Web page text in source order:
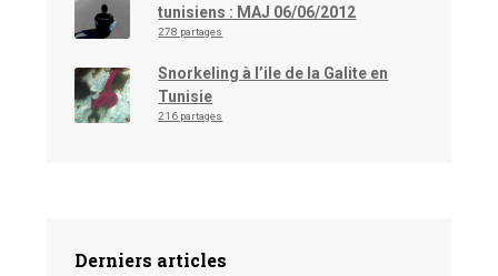
tunisiens : MAJ 06/06/2012
278 partages
Snorkeling à l’ile de la Galite en
Tunisie
216 partages
Derniers articles